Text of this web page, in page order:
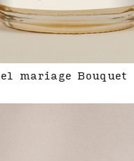
mariage Bouquet